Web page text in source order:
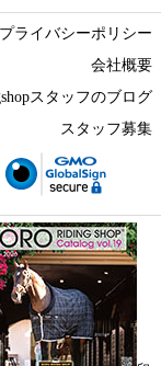
プライバシーポリシー
会社概要
スタッフのブログ
スタッフ募集